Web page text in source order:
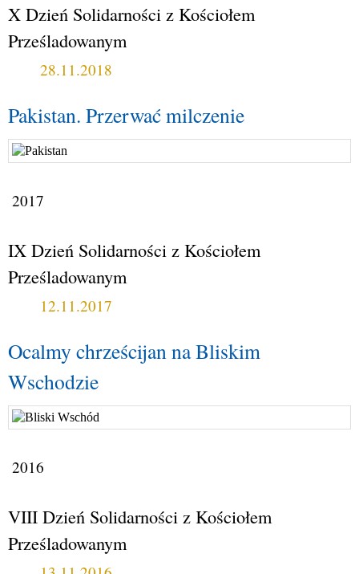
X Dzień Solidarności z Kościołem
Prześladowanym
28.11.2018
Pakistan. Przerwać milczenie
2017
IX Dzień Solidarności z Kościołem
Prześladowanym
12.11.2017
Ocalmy chrześcijan na Bliskim
Wschodzie
2016
VIII Dzień Solidarności z Kościołem
Prześladowanym